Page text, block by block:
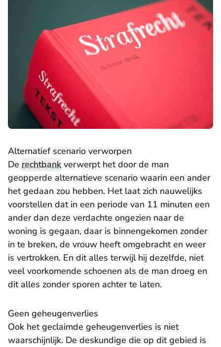
Alternatief scenario verworpen
De rechtbank verwerpt het door de man
geopperde alternatieve scenario waarin een ander
het gedaan zou hebben. Het laat zich nauwelijks
voorstellen dat in een periode van 11 minuten een
ander dan deze verdachte ongezien naar de
woning is gegaan, daar is binnengekomen zonder
in te breken, de vrouw heeft omgebracht en weer
is vertrokken. En dit alles terwijl hij dezelfde, niet
veel voorkomende schoenen als de man droeg en
dit alles zonder sporen achter te laten.
Geen geheugenverlies
Ook het geclaimde geheugenverlies is niet
waarschijnlijk. De deskundige die op dit gebied is